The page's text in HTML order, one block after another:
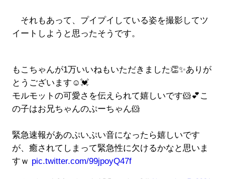
それもあって、プイプイしている姿を撮影してツ
イートしようと思ったそうです。
もこちゃんが1万いいねもいただきました👏✨ありが
とうございます☺️💓
モルモットの可愛さを伝えられて嬉しいです🐹💕こ
の子はお兄ちゃんのぷーちゃん🐹
緊急速報があのぷいぷい音になったら嬉しいです
が、癒されてしまって緊急性に欠けるかなと思いま
すｗ pic.twitter.com/99jpoyQ47f